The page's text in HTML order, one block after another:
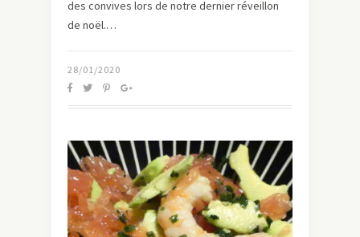
des convives lors de notre dernier réveillon
de noël.…
28/01/2020